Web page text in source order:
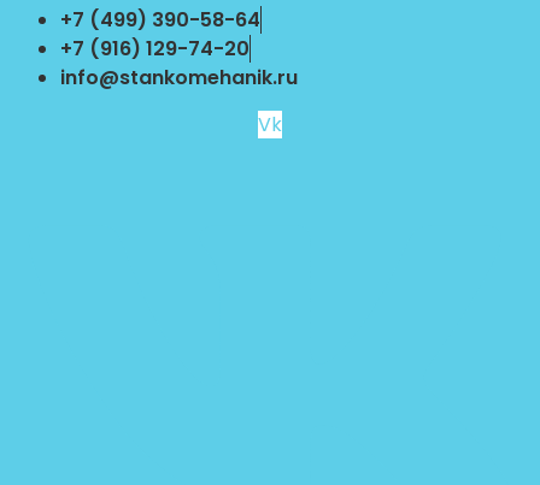
Перейти
содержимому
+7 (499) 390-58-64
+7 (916) 129-74-20
info@stankomehanik.ru
Vk